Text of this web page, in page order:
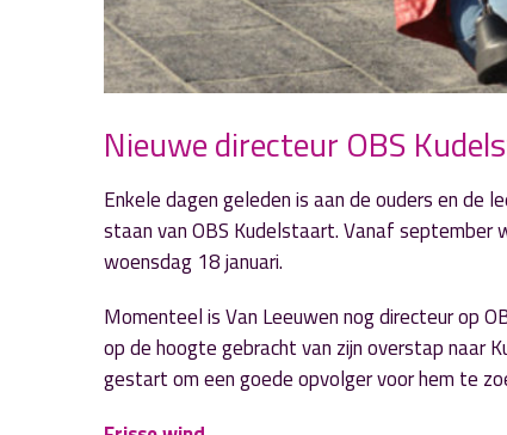
Nieuwe directeur OBS
Enkele dagen geleden is aan de ouders en de
staan van OBS Kudelstaart. Vanaf september
woensdag 18 januari.
Momenteel is Van Leeuwen nog directeur op
op de hoogte gebracht van zijn overstap naar
gestart om een goede opvolger voor hem te